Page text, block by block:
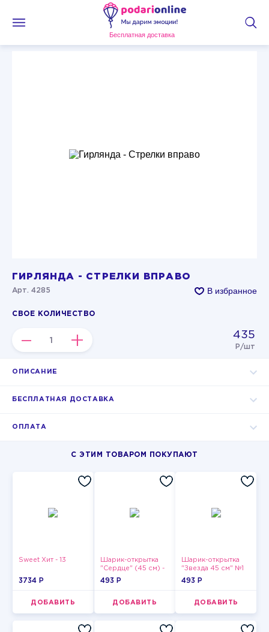
Бесплатная доставка
ГИРЛЯНДА - СТРЕЛКИ ВПРАВО
Арт. 4285 В избранное
СВОЕ КОЛИЧЕСТВО
– + 435
Р/шт
ОПИСАНИЕ
БЕСПЛАТНАЯ ДОСТАВКА
ОПЛАТА
С ЭТИМ ТОВАРОМ ПОКУПАЮТ
Sweet Хит - 13
3734 P
ДОБАВИТЬ
Шарик-открытка
"Сердце" (45 см) -
2
493 P
ДОБАВИТЬ
Шарик-открытка
"Звезда 45 см" №1
493 P
ДОБАВИТЬ